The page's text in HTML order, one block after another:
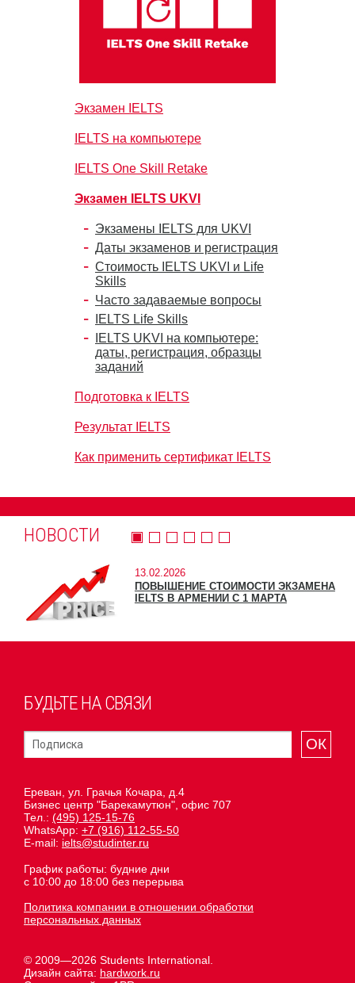
Экзамен IELTS
IELTS на компьютере
IELTS One Skill Retake
Экзамен IELTS UKVI
Экзамены IELTS для UKVI
Даты экзаменов и регистрация
Стоимость IELTS UKVI и Life
Skills
Часто задаваемые вопросы
IELTS Life Skills
IELTS UKVI на компьютере:
даты, регистрация, образцы
заданий
Подготовка к IELTS
Результат IELTS
Как применить сертификат IELTS
НОВОСТИ
13.02.2026
ПОВЫШЕНИЕ СТОИМОСТИ ЭКЗАМЕНА
IELTS В АРМЕНИИ С 1 МАРТА
БУДЬТЕ НА СВЯЗИ
ОК
Ереван, ул. Грачья Кочара, д.4
Бизнес центр "Барекамутюн", офис 707
Тел.: (495) 125-15-76
WhatsApp: +7 (916) 112-55-50
E-mail: ielts@studinter.ru
График работы: будние дни
с 10:00 до 18:00 без перерыва
Политика компании в отношении обработки
персональных данных
© 2009—2026 Students International.
Дизайн сайта: hardwork.ru